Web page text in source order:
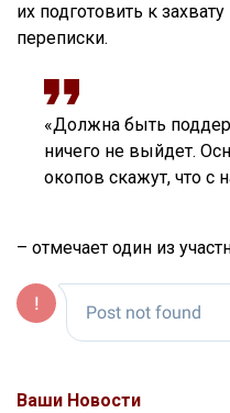
их подготовить к
переписки.
«Должна быть
ничего не выйдет.
окопов скажут, что с
– отмечает один из
Ваши Новости